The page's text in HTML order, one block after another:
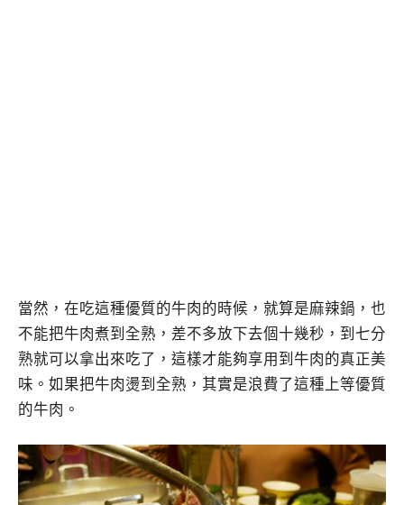
當然，在吃這種優質的牛肉的時候，就算是麻辣鍋，也
不能把牛肉煮到全熟，差不多放下去個十幾秒，到七分
熟就可以拿出來吃了，這樣才能夠享用到牛肉的真正美
味。如果把牛肉燙到全熟，其實是浪費了這種上等優質
的牛肉。